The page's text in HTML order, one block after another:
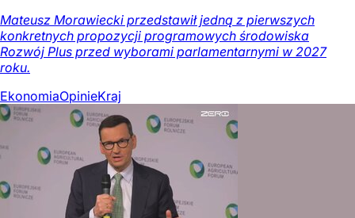
Mateusz Morawiecki przedstawił jedną z pierwszych
konkretnych propozycji programowych środowiska
Rozwój Plus przed wyborami parlamentarnymi w 2027
roku.
EkonomiaOpinieKraj